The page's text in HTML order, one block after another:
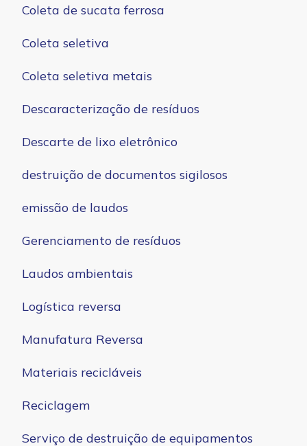
Coleta de sucata ferrosa
Coleta seletiva
Coleta seletiva metais
Descaracterização de resíduos
Descarte de lixo eletrônico
destruição de documentos sigilosos
emissão de laudos
Gerenciamento de resíduos
Laudos ambientais
Logística reversa
Manufatura Reversa
Materiais recicláveis
Reciclagem
Serviço de destruição de equipamentos